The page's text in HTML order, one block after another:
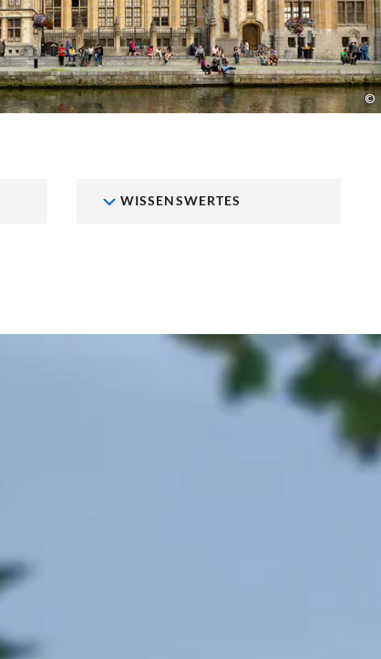
©
WISSENSWERTES